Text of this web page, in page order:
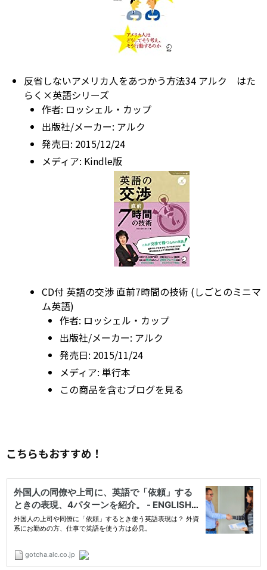
反省しないアメリカ人をあつかう方法34 アルク はた
らく×英語シリーズ
作者: ロッシェル・カップ
出版社/メーカー: アルク
発売日: 2015/12/24
メディア: Kindle版
CD付 英語の交渉 直前7時間の技術 (しごとのミニマ
ム英語)
作者: ロッシェル・カップ
出版社/メーカー: アルク
発売日: 2015/11/24
メディア: 単行本
この商品を含むブログを見る
こちらもおすすめ！